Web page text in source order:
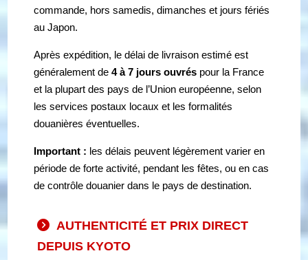
commande, hors samedis, dimanches et jours fériés
au Japon.
Après expédition, le délai de livraison estimé est
généralement de4 à 7 jours ouvrés pour la France
et la plupart des pays de l’Union européenne, selon
les services postaux locaux et les formalités
douanières éventuelles.
Important : les délais peuvent légèrement varier en
période de forte activité, pendant les fêtes, ou en cas
de contrôle douanier dans le pays de destination.
AUTHENTICITÉ ET PRIX DIRECT
DEPUIS KYOTO